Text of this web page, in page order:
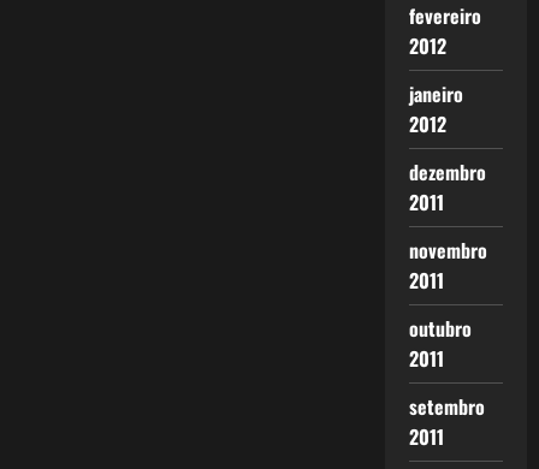
fevereiro
2012
janeiro
2012
dezembro
2011
novembro
2011
outubro
2011
setembro
2011